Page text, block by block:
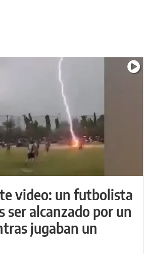
video: un futbolista
ser alcanzado por un
jugaban un